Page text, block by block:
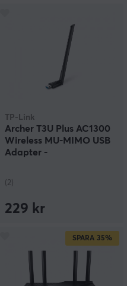
TP-Link
Archer T3U Plus AC1300
Wireless MU-MIMO USB
Adapter -
(2)
229 kr
SPARA 35%